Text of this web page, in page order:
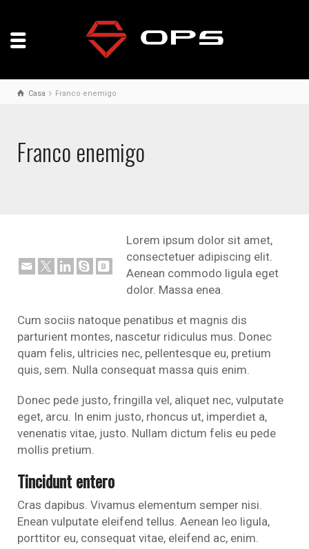
Casa Franco enemigo
Franco enemigo
Lorem ipsum dolor sit amet,
consectetuer adipiscing elit.
Aenean commodo ligula eget
dolor. Massa enea.
Cum sociis natoque penatibus et magnis dis
parturient montes, nascetur ridiculus mus. Donec
quam felis, ultricies nec, pellentesque eu, pretium
quis, sem. Nulla consequat massa quis enim.
Donec pede justo, fringilla vel, aliquet nec, vulputate
eget, arcu. In enim justo, rhoncus ut, imperdiet a,
venenatis vitae, justo. Nullam dictum felis eu pede
mollis pretium.
Tincidunt entero
Cras dapibus. Vivamus elementum semper nisi.
Enean vulputate eleifend tellus. Aenean leo ligula,
porttitor eu, consequat vitae, eleifend ac, enim.